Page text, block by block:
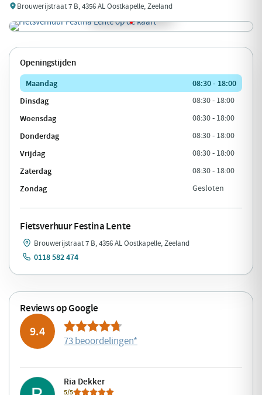
Brouwerijstraat 7 B, 4356 AL Oostkapelle, Zeeland
Openingstijden
Maandag
08:30 - 18:00
Dinsdag
08:30 - 18:00
Woensdag 08:30 - 18:00
Donderdag 08:30 - 18:00
Vrijdag 08:30 - 18:00
Zaterdag 08:30 - 18:00
Zondag Gesloten
Fietsverhuur Festina Lente
Brouwerijstraat 7 B, 4356 AL Oostkapelle, Zeeland
0118 582 474
Reviews op Google
9.4
73 beoordelingen*
Ria Dekker
5/5